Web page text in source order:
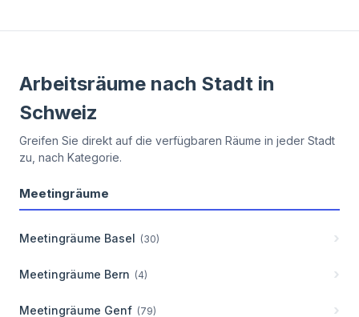
Arbeitsräume nach Stadt in
Schweiz
Greifen Sie direkt auf die verfügbaren Räume in jeder Stadt
zu, nach Kategorie.
Meetingräume
Meetingräume Basel (30)
Meetingräume Bern (4)
Meetingräume Genf (79)